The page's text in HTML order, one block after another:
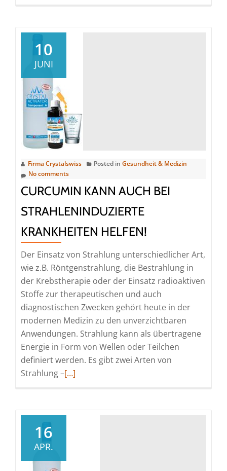
Welt“
|
10
JUNI
Firma Crystalswiss Posted in Gesundheit & Medizin
No comments
CURCUMIN KANN AUCH BEI
STRAHLENINDUZIERTE
KRANKHEITEN HELFEN!
Der Einsatz von Strahlung unterschiedlicher Art,
wie z.B. Röntgenstrahlung, die Bestrahlung in
der Krebstherapie oder der Einsatz radioaktiven
Stoffe zur therapeutischen und auch
diagnostischen Zwecken gehört heute in der
modernen Medizin zu den unverzichtbaren
Anwendungen. Strahlung kann als übertragene
Energie in Form von Wellen oder Teilchen
definiert werden. Es gibt zwei Arten von
Strahlung –Read
strahleninduzierte
[…]
16
APR.